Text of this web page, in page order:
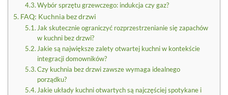
Wybór sprzętu grzewczego: indukcja czy gaz?
FAQ: Kuchnia bez drzwi
Jak skutecznie ograniczyć rozprzestrzenianie się zapachów
w kuchni bez drzwi?
Jakie są największe zalety otwartej kuchni w kontekście
integracji domowników?
Czy kuchnia bez drzwi zawsze wymaga idealnego
porządku?
Jakie układy kuchni otwartych są najczęściej spotykane i